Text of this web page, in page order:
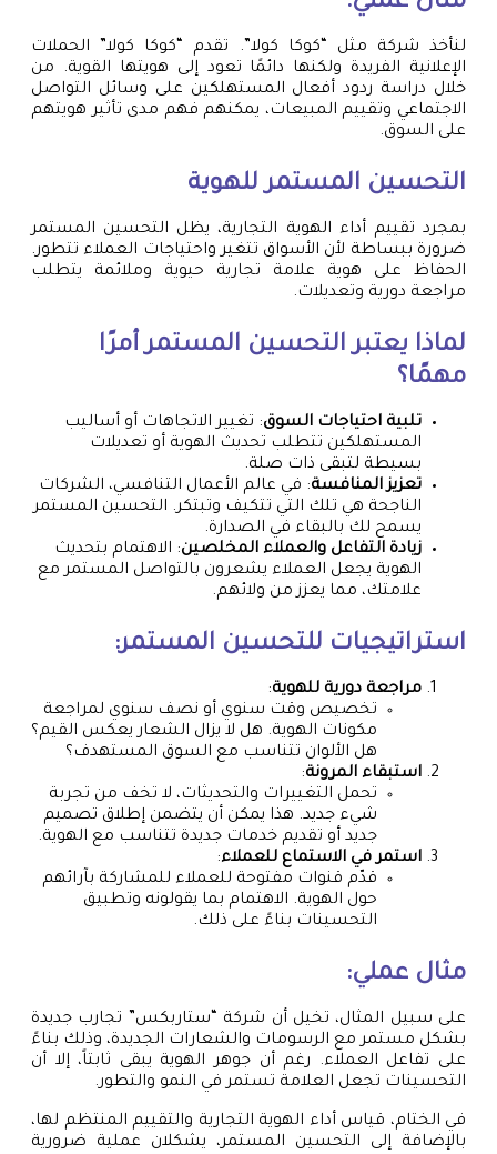
لنأخذ شركة مثل “كوكا كولا”. تقدم “كوكا كولا” الحملات
الإعلانية الفريدة ولكنها دائمًا تعود إلى هويتها القوية. من
خلال دراسة ردود أفعال المستهلكين على وسائل التواصل
الاجتماعي وتقييم المبيعات، يمكنهم فهم مدى تأثير هويتهم
على السوق.
التحسين المستمر للهوية
بمجرد تقييم أداء الهوية التجارية، يظل التحسين المستمر
ضرورة ببساطة لأن الأسواق تتغير واحتياجات العملاء تتطور.
الحفاظ على هوية علامة تجارية حيوية وملائمة يتطلب
مراجعة دورية وتعديلات.
لماذا يعتبر التحسين المستمر أمرًا
مهمًا؟
تلبية احتياجات السوق: تغيير الاتجاهات أو أساليب
المستهلكين تتطلب تحديث الهوية أو تعديلات
بسيطة لتبقى ذات صلة.
تعزيز المنافسة: في عالم الأعمال التنافسي، الشركات
الناجحة هي تلك التي تتكيف وتبتكر. التحسين المستمر
يسمح لك بالبقاء في الصدارة.
زيادة التفاعل والعملاء المخلصين: الاهتمام بتحديث
الهوية يجعل العملاء يشعرون بالتواصل المستمر مع
علامتك، مما يعزز من ولائهم.
استراتيجيات للتحسين المستمر:
مراجعة دورية للهوية:
تخصيص وقت سنوي أو نصف سنوي لمراجعة
مكونات الهوية. هل لا يزال الشعار يعكس القيم؟
هل الألوان تتناسب مع السوق المستهدف؟
استبقاء المرونة:
تحمل التغييرات والتحديثات، لا تخف من تجربة
شيء جديد. هذا يمكن أن يتضمن إطلاق تصميم
جديد أو تقديم خدمات جديدة تتناسب مع الهوية.
استمر في الاستماع للعملاء:
قدّم قنوات مفتوحة للعملاء للمشاركة بآرائهم
حول الهوية. الاهتمام بما يقولونه وتطبيق
التحسينات بناءً على ذلك.
مثال عملي:
على سبيل المثال، تخيل أن شركة “ستاربكس” تجارب جديدة
بشكل مستمر مع الرسومات والشعارات الجديدة، وذلك بناءً
على تفاعل العملاء. رغم أن جوهر الهوية يبقى ثابتاً، إلا أن
التحسينات تجعل العلامة تستمر في النمو والتطور.
في الختام، قياس أداء الهوية التجارية والتقييم المنتظم لها،
بالإضافة إلى التحسين المستمر، يشكلان عملية ضرورية